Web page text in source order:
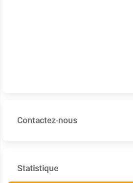
Contactez-nous
Statistique